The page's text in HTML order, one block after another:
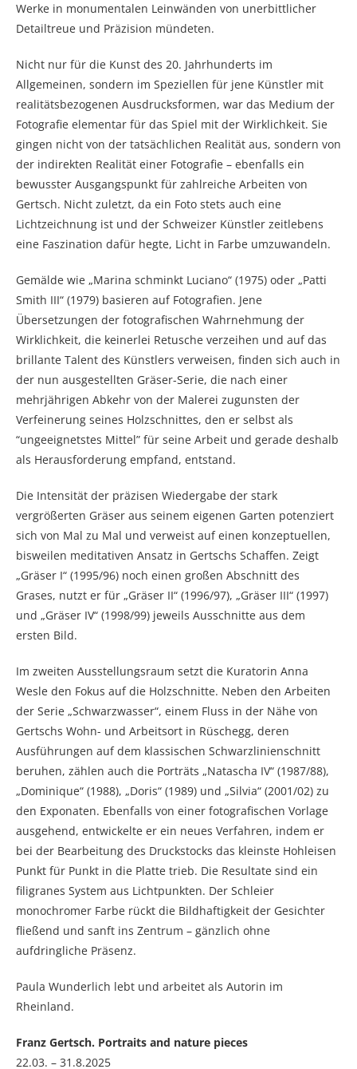
Werke in monumentalen Leinwänden von unerbittlicher
Detailtreue und Präzision mündeten.
Nicht nur für die Kunst des 20. Jahrhunderts im
Allgemeinen, sondern im Speziellen für jene Künstler mit
realitätsbezogenen Ausdrucksformen, war das Medium der
Fotografie elementar für das Spiel mit der Wirklichkeit. Sie
gingen nicht von der tatsächlichen Realität aus, sondern von
der indirekten Realität einer Fotografie – ebenfalls ein
bewusster Ausgangspunkt für zahlreiche Arbeiten von
Gertsch. Nicht zuletzt, da ein Foto stets auch eine
Lichtzeichnung ist und der Schweizer Künstler zeitlebens
eine Faszination dafür hegte, Licht in Farbe umzuwandeln.
Gemälde wie „Marina schminkt Luciano“ (1975) oder „Patti
Smith III“ (1979) basieren auf Fotografien. Jene
Übersetzungen der fotografischen Wahrnehmung der
Wirklichkeit, die keinerlei Retusche verzeihen und auf das
brillante Talent des Künstlers verweisen, finden sich auch in
der nun ausgestellten Gräser-Serie, die nach einer
mehrjährigen Abkehr von der Malerei zugunsten der
Verfeinerung seines Holzschnittes, den er selbst als
“ungeeignetstes Mittel” für seine Arbeit und gerade deshalb
als Herausforderung empfand, entstand.
Die Intensität der präzisen Wiedergabe der stark
vergrößerten Gräser aus seinem eigenen Garten potenziert
sich von Mal zu Mal und verweist auf einen konzeptuellen,
bisweilen meditativen Ansatz in Gertschs Schaffen. Zeigt
„Gräser I“ (1995/96) noch einen großen Abschnitt des
Grases, nutzt er für „Gräser II“ (1996/97), „Gräser III“ (1997)
und „Gräser IV“ (1998/99) jeweils Ausschnitte aus dem
ersten Bild.
Im zweiten Ausstellungsraum setzt die Kuratorin Anna
Wesle den Fokus auf die Holzschnitte. Neben den Arbeiten
der Serie „Schwarzwasser“, einem Fluss in der Nähe von
Gertschs Wohn- und Arbeitsort in Rüschegg, deren
Ausführungen auf dem klassischen Schwarzlinienschnitt
beruhen, zählen auch die Porträts „Natascha IV“ (1987/88),
„Dominique“ (1988), „Doris“ (1989) und „Silvia“ (2001/02) zu
den Exponaten. Ebenfalls von einer fotografischen Vorlage
ausgehend, entwickelte er ein neues Verfahren, indem er
bei der Bearbeitung des Druckstocks das kleinste Hohleisen
Punkt für Punkt in die Platte trieb. Die Resultate sind ein
filigranes System aus Lichtpunkten. Der Schleier
monochromer Farbe rückt die Bildhaftigkeit der Gesichter
fließend und sanft ins Zentrum – gänzlich ohne
aufdringliche Präsenz.
Paula Wunderlich lebt und arbeitet als Autorin im
Rheinland.
Franz Gertsch. Portraits and nature pieces
22.03. – 31.8.2025